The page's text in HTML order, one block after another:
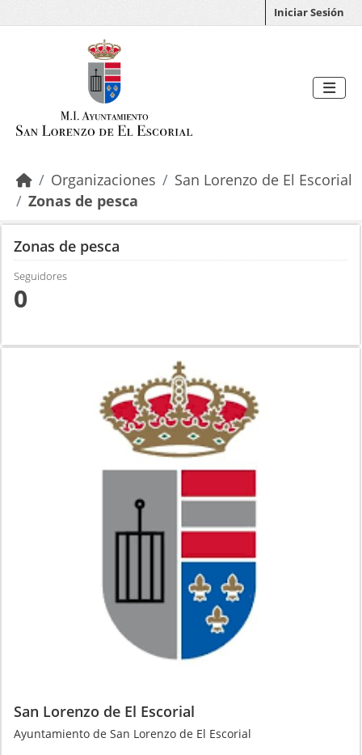
Iniciar Sesión
Organizaciones
San Lorenzo de El Escorial
Zonas de pesca
Zonas de pesca
Seguidores
0
San Lorenzo de El Escorial
Ayuntamiento de San Lorenzo de El Escorial